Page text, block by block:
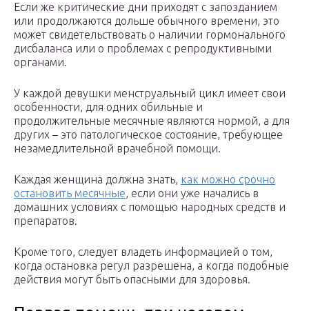
Если же критические дни приходят с запозданием
или продолжаются дольше обычного времени, это
может свидетельствовать о наличии гормонального
дисбаланса или о проблемах с репродуктивными
органами.
У каждой девушки менструальный цикл имеет свои
особенности, для одних обильные и
продолжительные месячные являются нормой, а для
других – это патологическое состояние, требующее
незамедлительной врачебной помощи.
Каждая женщина должна знать, как можно срочно
остановить месячные, если они уже начались в
домашних условиях с помощью народных средств и
препаратов.
Кроме того, следует владеть информацией о том,
когда остановка регул разрешена, а когда подобные
действия могут быть опасными для здоровья.